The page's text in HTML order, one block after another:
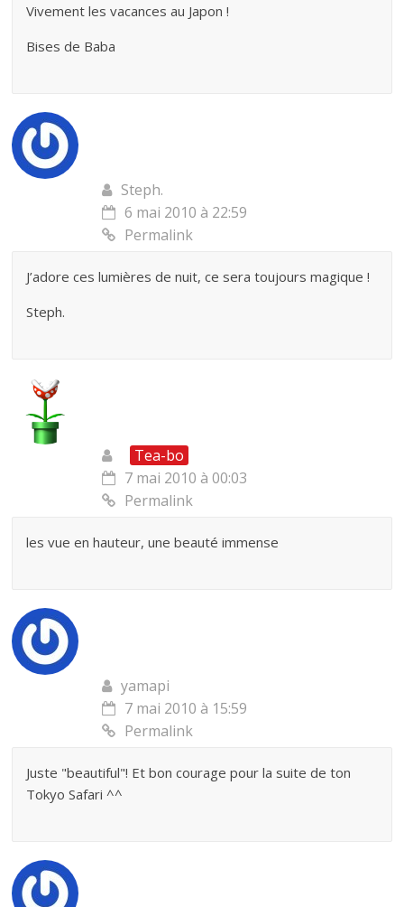
Vivement les vacances au Japon !
Bises de Baba
Steph.
6 mai 2010 à 22:59
Permalink
J’adore ces lumières de nuit, ce sera toujours magique !
Steph.
Tea-bo
7 mai 2010 à 00:03
Permalink
les vue en hauteur, une beauté immense
yamapi
7 mai 2010 à 15:59
Permalink
Juste "beautiful"! Et bon courage pour la suite de ton
Tokyo Safari ^^